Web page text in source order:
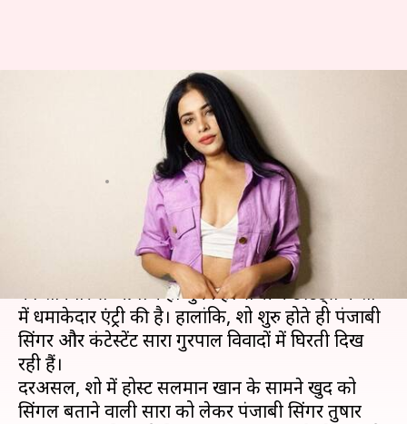
बिग बॉस 14: सारा गुरपाल ने खुद को
बताया सिंगल, गायक ने दिए शादी के
Oct 05, 2020 08:30 pm
छोटे पर्दे के सबसे विवादित शो 'बिग बॉस' के 14वें सीजन
का शनिवार से आगाज हो चुका है। सभी कंटेस्टेंट्स ने शो
में धमाकेदार एंट्री की है। हालांकि, शो शुरु होते ही पंजाबी
सिंगर और कंटेस्टेंट सारा गुरपाल विवादों में घिरती दिख
रही हैं।
दरअसल, शो में होस्ट सलमान खान के सामने खुद को
सिंगल बताने वाली सारा को लेकर पंजाबी सिंगर तुषार